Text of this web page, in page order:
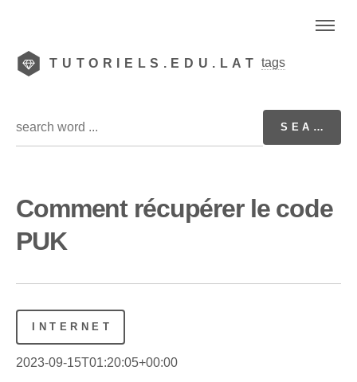
TUTORIELS.EDU.LAT tags
Comment récupérer le code
PUK
INTERNET
2023-09-15T01:20:05+00:00